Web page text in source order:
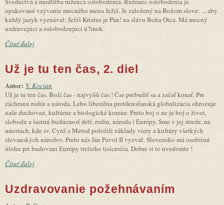
opakované vzývanie mocného mena Ježiš. Je založený na Božom slove: ... aby
každý jazyk vyznával: Ježiš Kristus je Pán! na slávu Boha Otca. Má mocný
uzdravujúci a oslobodzujúci ú?inok.
Čítať ďalej
Už je tu ten čas, 2. diel
Autor: V. Kocian
Už je tu ten čas. Boží čas - najvyšší čas ! Čas prebudiť sa a začať konať. Pre
záchranu rodín a národa. Lebo liberálna protikresťanská globalizácia ohrozuje
naše duchovné, kultúrne a biologické korene. Preto boj o ne je boj o život,
slobodu a šastnú budúcnosť detí, rodín, národa i Európy. Sme v jej strede, na
miestach, kde sv. Cyril a Metod položili základy viery a kultúry všetkých
slovanských národov. Preto nás Ján Pavol II vyzval: Slovensko má osobitnú
úlohu pri budovaní Európy tretieho tisícročia. Dobre si to uvedomte !
Čítať ďalej
Uzdravovanie požehnávaním